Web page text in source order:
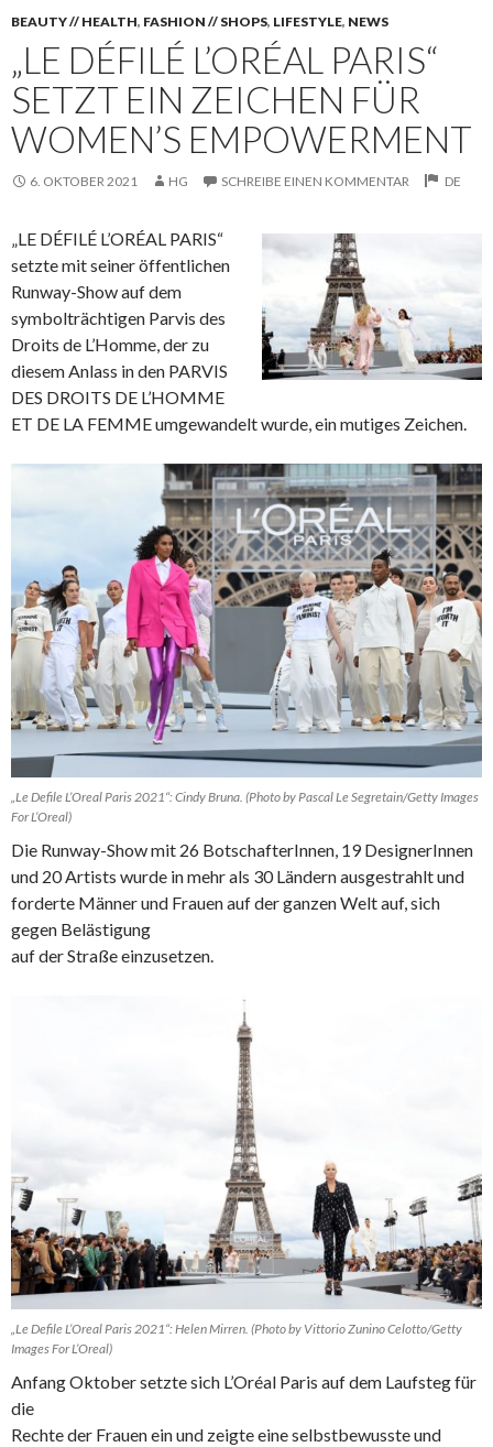
BEAUTY // HEALTH, FASHION // SHOPS, LIFESTYLE, NEWS
„LE DÉFILÉ L’ORÉAL PARIS“
SETZT EIN ZEICHEN FÜR
WOMEN’S EMPOWERMENT
6. OKTOBER 2021 HG SCHREIBE EINEN KOMMENTAR DE
„LE DÉFILÉ L’ORÉAL PARIS“
setzte mit seiner öffentlichen
Runway-Show auf dem
symbolträchtigen Parvis des
Droits de L’Homme, der zu
diesem Anlass in den PARVIS
DES DROITS DE L’HOMME
ET DE LA FEMME umgewandelt wurde, ein mutiges Zeichen.
„Le Defile L’Oreal Paris 2021“: Cindy Bruna. (Photo by Pascal Le Segretain/Getty Images
For L’Oreal)
Die Runway-Show mit 26 BotschafterInnen, 19 DesignerInnen
und 20 Artists wurde in mehr als 30 Ländern ausgestrahlt und
forderte Männer und Frauen auf der ganzen Welt auf, sich
gegen Belästigung
auf der Straße einzusetzen.
„Le Defile L’Oreal Paris 2021“: Helen Mirren. (Photo by Vittorio Zunino Celotto/Getty
Images For L’Oreal)
Anfang Oktober setzte sich L’Oréal Paris auf dem Laufsteg für
die
Rechte der Frauen ein und zeigte eine selbstbewusste und